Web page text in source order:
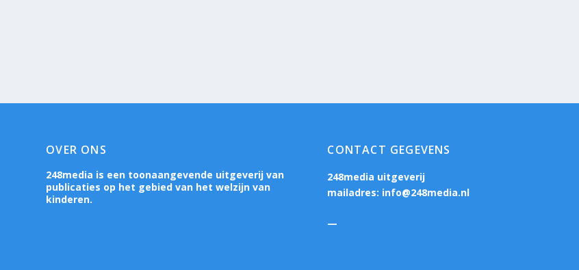
OVER ONS
248media is een toonaangevende uitgeverij van
publicaties op het gebied van het welzijn van
kinderen.
CONTACT GEGEVENS
248media uitgeverij
mailadres: info@248media.nl
—